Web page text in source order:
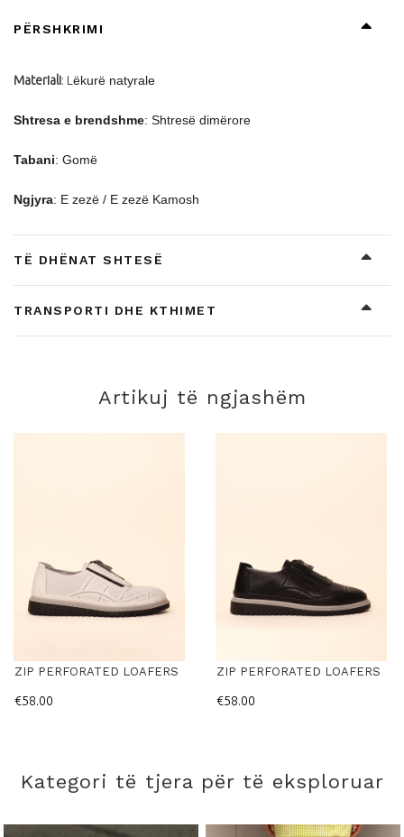
PËRSHKRIMI
Materiali: L ëkurë natyrale
Shtresa e brendshme: Shtresë dimërore
Tabani: Gomë
Ngjyra: E zezë / E zezë Kamosh
TË DHËNAT SHTESË
TRANSPORTI DHE KTHIMET
Artikuj të ngjashëm
ZIP PERFORATED LOAFERS
€58.00
ZIP PERFORATED LOAFERS
€58.00
Kategori të tjera për të eksploruar